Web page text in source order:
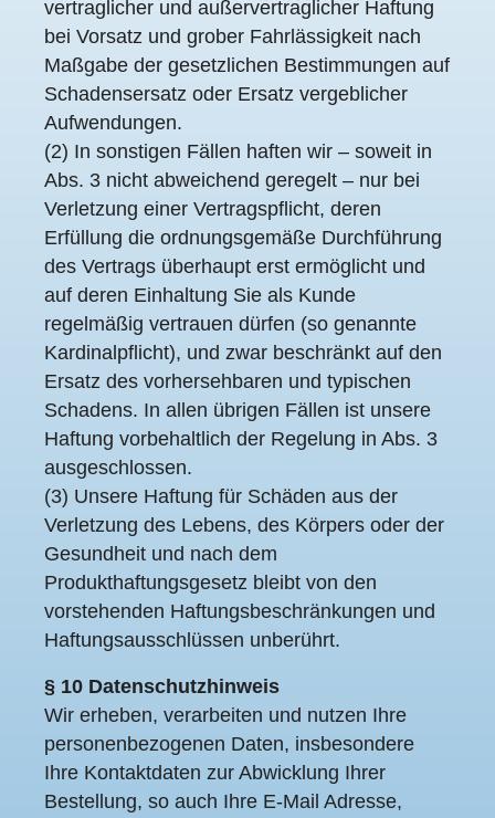
vertraglicher und außervertraglicher Haftung
bei Vorsatz und grober Fahrlässigkeit nach
Maßgabe der gesetzlichen Bestimmungen auf
Schadensersatz oder Ersatz vergeblicher
Aufwendungen.
(2) In sonstigen Fällen haften wir – soweit in
Abs. 3 nicht abweichend geregelt – nur bei
Verletzung einer Vertragspflicht, deren
Erfüllung die ordnungsgemäße Durchführung
des Vertrags überhaupt erst ermöglicht und
auf deren Einhaltung Sie als Kunde
regelmäßig vertrauen dürfen (so genannte
Kardinalpflicht), und zwar beschränkt auf den
Ersatz des vorhersehbaren und typischen
Schadens. In allen übrigen Fällen ist unsere
Haftung vorbehaltlich der Regelung in Abs. 3
ausgeschlossen.
(3) Unsere Haftung für Schäden aus der
Verletzung des Lebens, des Körpers oder der
Gesundheit und nach dem
Produkthaftungsgesetz bleibt von den
vorstehenden Haftungsbeschränkungen und
Haftungsausschlüssen unberührt.
§ 10 Datenschutzhinweis
Wir erheben, verarbeiten und nutzen Ihre
personenbezogenen Daten, insbesondere
Ihre Kontaktdaten zur Abwicklung Ihrer
Bestellung, so auch Ihre E-Mail Adresse,